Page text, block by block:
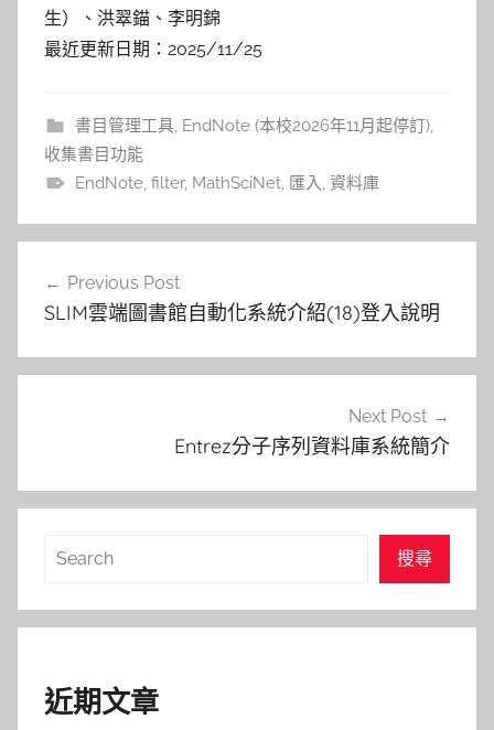
生）、洪翠錨、李明錦
最近更新日期：2025/11/25
書目管理工具, EndNote (本校2026年11月起停訂),
收集書目功能
EndNote, filter, MathSciNet, 匯入, 資料庫
覽
Previous Post
SLIM雲端圖書館自動化系統介紹(18)登入說明
Next Post
Entrez分子序列資料庫系統簡介
搜
搜尋
近期文章